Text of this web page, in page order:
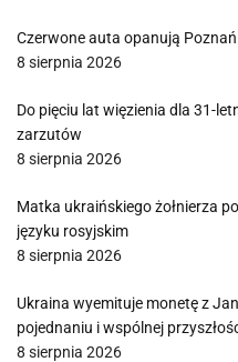
Czerwone auta opanują
8 sierpnia 2026
Do pięciu lat więzienia dla 31-
zarzutów
8 sierpnia 2026
Matka ukraińskiego żołnierza
języku rosyjskim
8 sierpnia 2026
Ukraina wyemituje monetę z
pojednaniu i wspólnej
8 sierpnia 2026